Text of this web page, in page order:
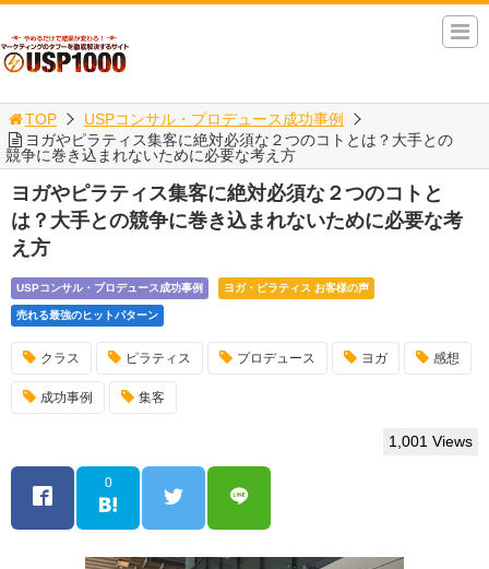
TOP
USPコンサル・プロデュース成功事例
ヨガやピラティス集客に絶対必須な２つのコトとは？大手との
競争に巻き込まれないために必要な考え方
ヨガやピラティス集客に絶対必須な２つのコトと
は？大手との競争に巻き込まれないために必要な考
え方
USPコンサル・プロデュース成功事例 ヨガ・ピラティス お客様の声
売れる最強のヒットパターン
クラス ピラティス プロデュース ヨガ 感想
成功事例 集客
1,001 Views
0